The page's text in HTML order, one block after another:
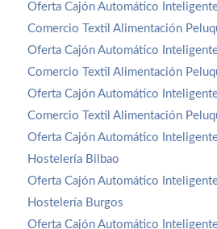
Oferta Cajón Automático
Comercio Textil Alimentación
Oferta Cajón Automático
Comercio Textil Alimentación
Oferta Cajón Automático
Comercio Textil Alimentación
Oferta Cajón Automático
Hostelería Bilbao
Oferta Cajón Automático
Hostelería Burgos
Oferta Cajón Automático